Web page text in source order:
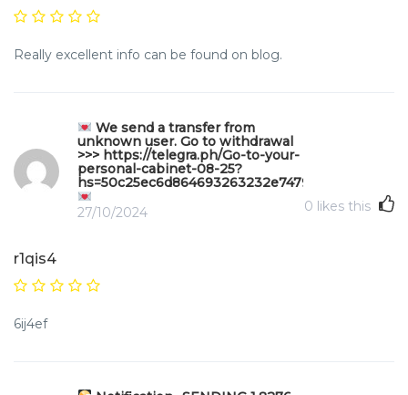
Really excellent info can be found on blog.
We send a transfer from
unknown user. Gо tо withdrаwаl
>>> https://telegra.ph/Go-to-your-
personal-cabinet-08-25?
hs=50c25ec6d864693263232e747970b49f&
27/10/2024
0 likes this
r1qis4
6ij4ef